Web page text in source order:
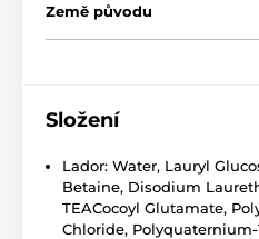
Země původu
Složení
Lador: Water, Lauryl
Betaine, Disodium
TEACocoyl Glutamate,
Chloride,